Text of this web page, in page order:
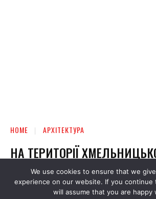
We use cookies to ensure that we
experience on our website. If you continue
will assume that you are happy